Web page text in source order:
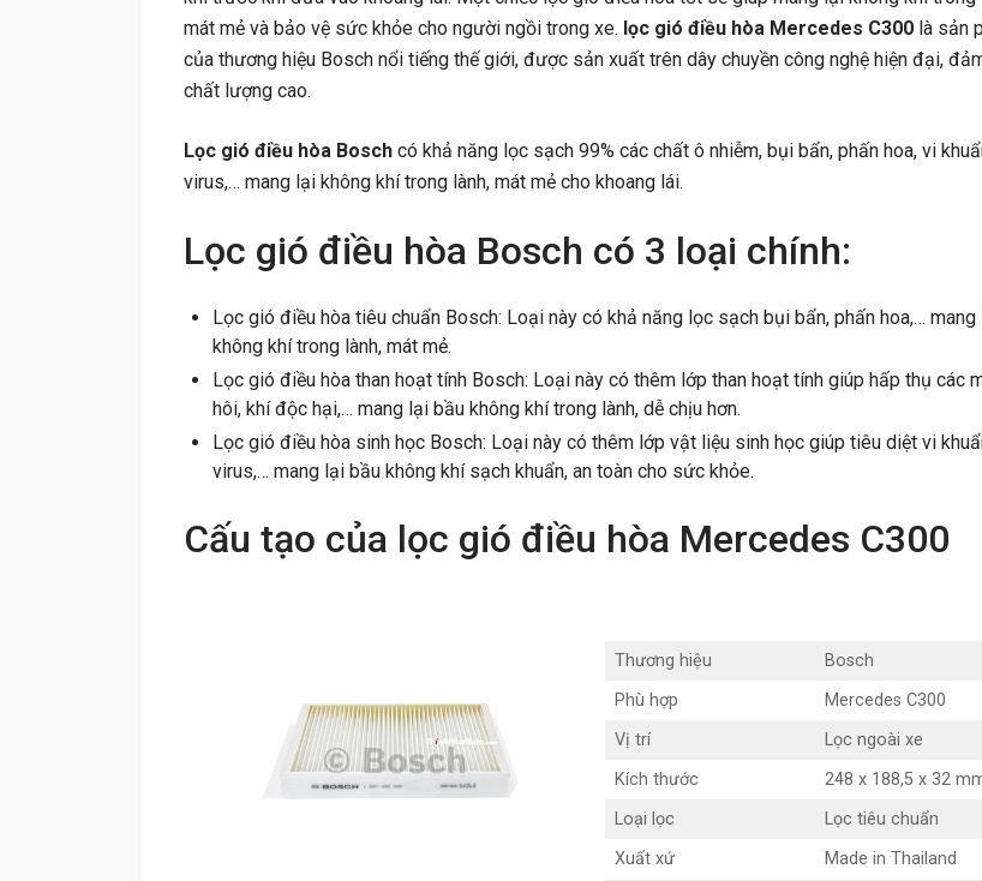
mát mẻ và bảo vệ sức khỏe cho người ngồi trong xe. lọc gió điều hòa Mercedes C300 là sản
của thương hiệu Bosch nổi tiếng thế giới, được sản xuất trên dây chuyền công nghệ hiện đại,
chất lượng cao.
Lọc gió điều hòa Bosch có khả năng lọc sạch 99% các chất ô nhiễm, bụi bẩn, phấn hoa, vi
virus,… mang lại không khí trong lành, mát mẻ cho khoang lái.
Lọc gió điều hòa Bosch có 3 loại chính:
Lọc gió điều hòa tiêu chuẩn Bosch: Loại này có khả năng lọc sạch bụi bẩn, phấn hoa,… mang
không khí trong lành, mát mẻ.
Lọc gió điều hòa than hoạt tính Bosch: Loại này có thêm lớp than hoạt tính giúp hấp thụ các
hôi, khí độc hại,… mang lại bầu không khí trong lành, dễ chịu hơn.
Lọc gió điều hòa sinh học Bosch: Loại này có thêm lớp vật liệu sinh học giúp tiêu diệt vi
virus,… mang lại bầu không khí sạch khuẩn, an toàn cho sức khỏe.
Cấu tạo của lọc gió điều hòa Mercedes C300
Thương hiệu
Bosch
Phù hợp
Mercedes C300
Vị trí
Lọc ngoài xe
Kích thước
248 x 188,5 x 32
Loại lọc
Lọc tiêu chuẩn
Xuất xứ
Made in Thailand